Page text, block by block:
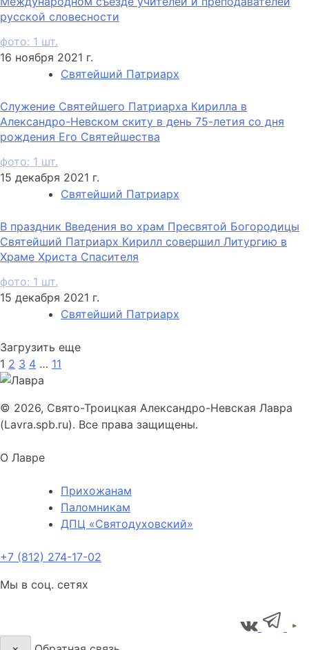
русской словесности
фото: 1 шт.
16 ноября 2021 г.
Святейший Патриарх
Служение Святейшего Патриарха Кирилла в
Александро-Невском скиту в день 75-летия со дня
рождения Его Святейшества
фото: 1 шт.
15 декабря 2021 г.
Святейший Патриарх
В праздник Введения во храм Пресвятой Богородицы
Святейший Патриарх Кирилл совершил Литургию в
Храме Христа Спасителя
фото: 1 шт.
15 декабря 2021 г.
Святейший Патриарх
Загрузить еще
1 2 3 4 … 11
© 2026, Свято-Троицкая Александро-Невская Лавра
(Lavra.spb.ru). Все права защищены.
О Лавре
Прихожанам
Паломникам
ДПЦ «Святодуховский»
+7 (812) 274-17-02
Мы в соц. сетях